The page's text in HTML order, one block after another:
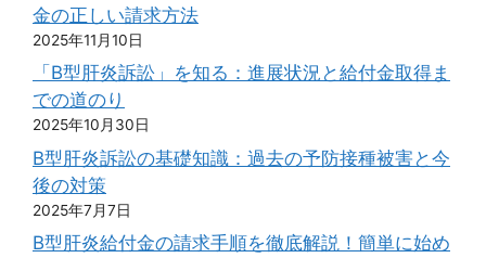
金の正しい請求方法
2025年11月10日
「B型肝炎訴訟」を知る：進展状況と給付金取得ま
での道のり
2025年10月30日
B型肝炎訴訟の基礎知識：過去の予防接種被害と今
後の対策
2025年7月7日
B型肝炎給付金の請求手順を徹底解説！簡単に始め